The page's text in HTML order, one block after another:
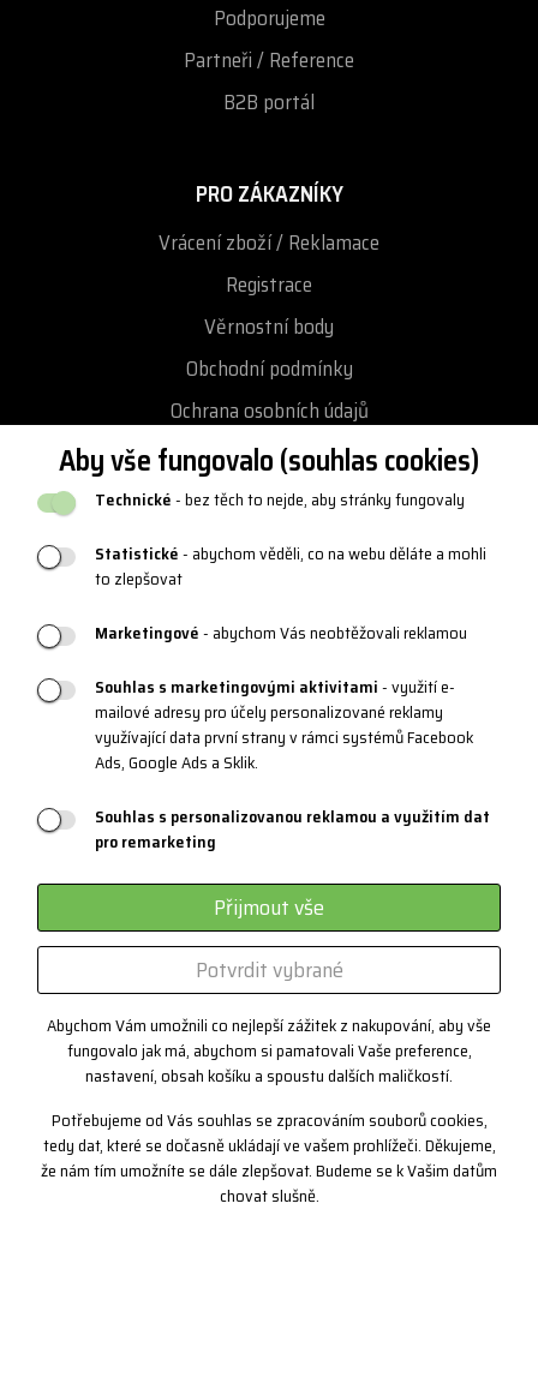
Aby vše fungovalo (souhlas cookies)
Abychom Vám umožnili co nejlepší zážitek z nakupování, aby vše
fungovalo jak má, abychom si pamatovali Vaše preference,
nastavení, obsah košíku a spoustu dalších maličkostí.
Potřebujeme od Vás souhlas se zpracováním souborů cookies,
tedy dat, které se dočasně ukládají ve vašem prohlížeči. Děkujeme,
že nám tím umožníte se dále zlepšovat. Budeme se k Vašim datům
chovat slušně.
Technické- bez těch to nejde, aby stránky fungovaly
Statistické- abychom věděli, co na webu děláte a mohli
to zlepšovat
Marketingové- abychom Vás neobtěžovali reklamou
Souhlas s marketingovými aktivitami- využití e-
mailové adresy pro účely personalizované reklamy
využívající data první strany v rámci systémů Facebook
Ads, Google Ads a Sklik.
Souhlas s personalizovanou reklamou a využitím dat
pro remarketing
Potvrdit vybrané
Přijmout vše
Podporujeme
Partneři / Reference
B2B portál
PRO ZÁKAZNÍKY
Vrácení zboží / Reklamace
Registrace
Věrnostní body
Obchodní podmínky
Ochrana osobních údajů
Podmínky vrácení / výměny zboží
Reklamační řád
Velikostní tabulky
Údržba oblečení a obuvi
Materiály a technologie
Systém 3 vrstev
Sportovní brýle - kategorie
Certifikáty
Zakázková výroba
Kontakt
+420 774 968 904
info@progress-cz.cz